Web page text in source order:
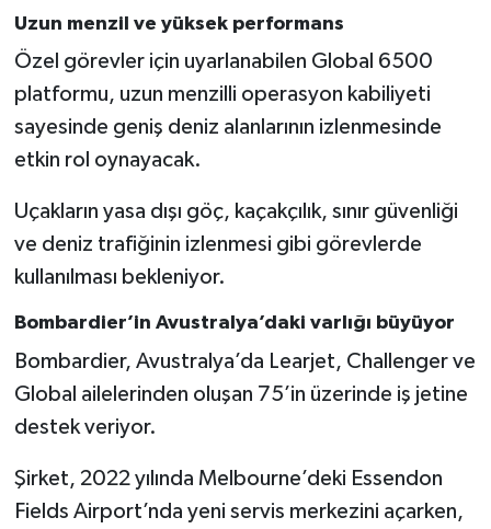
Uzun menzil ve yüksek performans
Özel görevler için uyarlanabilen Global 6500
platformu, uzun menzilli operasyon kabiliyeti
sayesinde geniş deniz alanlarının izlenmesinde
etkin rol oynayacak.
Uçakların yasa dışı göç, kaçakçılık, sınır güvenliği
ve deniz trafiğinin izlenmesi gibi görevlerde
kullanılması bekleniyor.
Bombardier’in Avustralya’daki varlığı büyüyor
Bombardier, Avustralya’da Learjet, Challenger ve
Global ailelerinden oluşan 75’in üzerinde iş jetine
destek veriyor.
Şirket, 2022 yılında Melbourne’deki Essendon
Fields Airport’nda yeni servis merkezini açarken,